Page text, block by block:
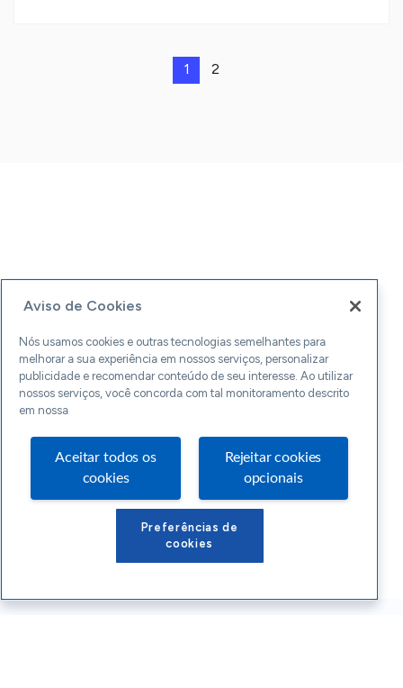
1 2
Aviso de Cookies
Nós usamos cookies e outras tecnologias semelhantes para
melhorar a sua experiência em nossos serviços, personalizar
publicidade e recomendar conteúdo de seu interesse. Ao utilizar
nossos serviços, você concorda com tal monitoramento descrito
em nossa
Aceitar todos os
cookies
Rejeitar cookies
opcionais
Preferências de
cookies